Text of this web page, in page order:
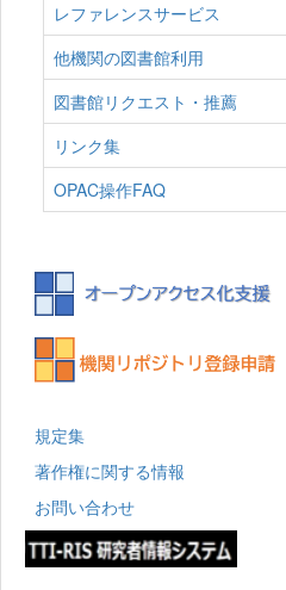
レファレンスサービス
他機関の図書館利用
図書館リクエスト・推薦
リンク集
OPAC操作FAQ
規定集
著作権に関する情報
お問い合わせ